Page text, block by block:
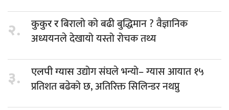
२. कुकुर रबिरालो को बढी बुद्धिमान ? वैज्ञानिक
अध्ययनले देखायो यस्तो रोचक तथ्य
३. एलपी ग्यासउद्योग संघले भन्यो– ग्यास आयात १५
प्रतिशत बढेको छ, अतिरिक्त सिलिन्डर नथप्नु